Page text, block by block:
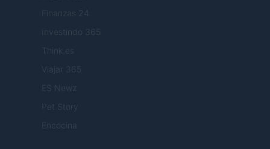
Finanzas 24
Investindo 365
Think.es
Viajar 365
ES Newz
Pet Story
Encocina